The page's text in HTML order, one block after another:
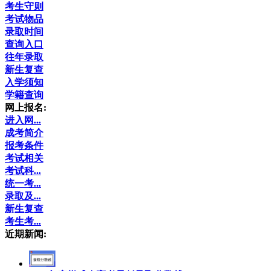
考生守则
考试物品
录取时间
查询入口
往年录取
新生复查
入学须知
学籍查询
网上报名:
进入网...
成考简介
报考条件
考试相关
考试科...
统一考...
录取及...
新生复查
考生考...
近期新闻: